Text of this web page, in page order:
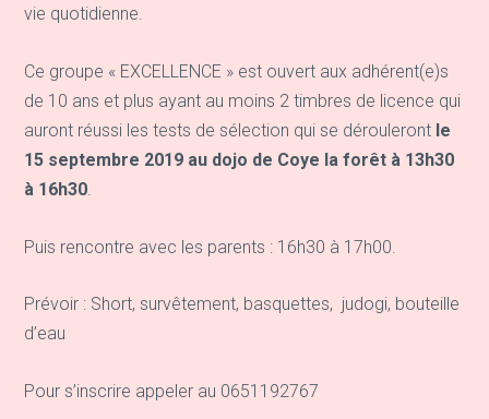
vie quotidienne.
Ce groupe « EXCELLENCE » est ouvert aux adhérent(e)s
de 10 ans et plus ayant au moins 2 timbres de licence qui
auront réussi les tests de sélection qui se dérouleront le
15 septembre 2019 au dojo de Coye la forêt à 13h30
à 16h30.
Puis rencontre avec les parents : 16h30 à 17h00.
Prévoir : Short, survêtement, basquettes, judogi, bouteille
d’eau
Pour s’inscrire appeler au 0651192767